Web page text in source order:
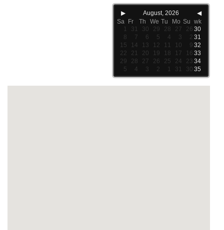
◀
August, 2026
▶
wk
Su
Mo
Tu
We
Th
Fr
Sa
30
26
27
28
29
30
31
1
31
2
3
4
5
6
7
8
32
9
10
11
12
13
14
15
33
16
17
18
19
20
21
22
34
23
24
25
26
27
28
29
35
30
31
1
2
3
4
5